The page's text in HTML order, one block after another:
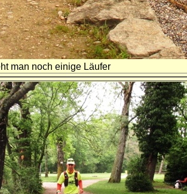
man noch einige Läufer